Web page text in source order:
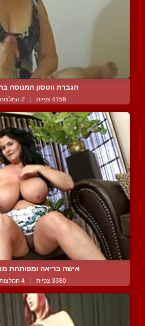
הגברת ווטסון המנוסה
4156 צפיות | 2 המלצות
אישה בריאה ומפותחת
3380 צפיות | 4 המלצות